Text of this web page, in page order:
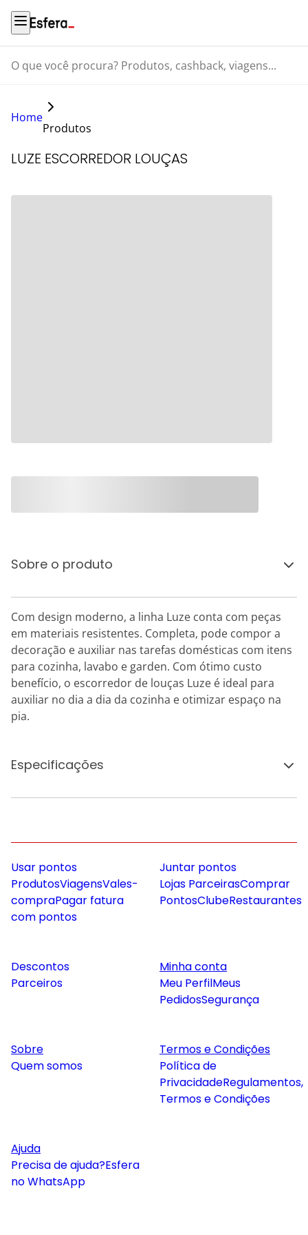
O que você procura? Produtos, cashback, viagens...
Home
Produtos
LUZE ESCORREDOR LOUÇAS
Sobre o produto
Com design moderno, a linha Luze conta com peças
em materiais resistentes. Completa, pode compor a
decoração e auxiliar nas tarefas domésticas com itens
para cozinha, lavabo e garden. Com ótimo custo
benefício, o escorredor de louças Luze é ideal para
auxiliar no dia a dia da cozinha e otimizar espaço na
pia.
Especificações
Usar pontos
ProdutosViagensVales-
compraPagar fatura
com pontos
Juntar pontos
Lojas ParceirasComprar
PontosClubeRestaurantes
Descontos
Parceiros
Minha conta
Meu PerfilMeus
PedidosSegurança
Sobre
Quem somos
Termos e Condições
Política de
PrivacidadeRegulamentos,
Termos e Condições
Ajuda
Precisa de ajuda?Esfera
no WhatsApp